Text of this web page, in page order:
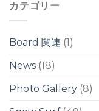
ワ
ブ
イ
ク
ワ
ブ
レ
ク
カテゴリー
Board 関連 (1)
News (18)
Photo Gallery (8)